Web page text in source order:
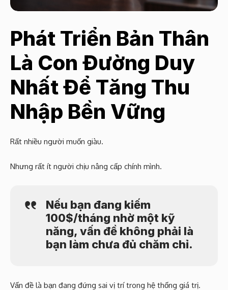
Phát Triển Bản Thân
Là Con Đường Duy
Nhất Để Tăng Thu
Nhập Bền Vững
Rất nhiều người muốn giàu.
Nhưng rất ít người chịu nâng cấp chính mình.
Nếu bạn đang kiếm
100$/tháng nhờ một kỹ
năng, vấn đề không phải là
bạn làm chưa đủ chăm chỉ.
Vấn đề là bạn đang đứng sai vị trí trong hệ thống giá trị.